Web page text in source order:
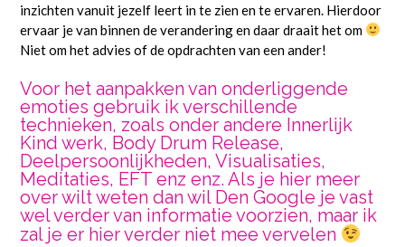
inzichten vanuit jezelf leert in te zien en te ervaren. Hierdoor
ervaar je van binnen de verandering en daar draait het om
Niet om het advies of de opdrachten van een ander!
Voor het aanpakken van onderliggende
emoties gebruik ik verschillende
technieken, zoals onder andere Innerlijk
Kind werk, Body Drum Release,
Deelpersoonlijkheden, Visualisaties,
Meditaties, EFT enz enz. Als je hier meer
over wilt weten dan wil Den Google je vast
wel verder van informatie voorzien, maar ik
zal je er hier verder niet mee vervelen